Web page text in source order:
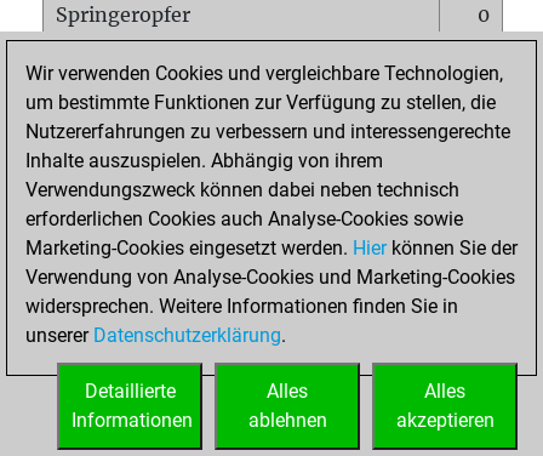
Springeropfer
0
Matt auf vollem Brett
0
Bauer setzt Matt
0
Erstickte Matts
Unterverwandlungen
Türme auf der siebten
0
STARTSEITE
Wir verwenden Cookies und vergleichbare Technologien,
um bestimmte Funktionen zur Verfügung zu stellen, die
Nutzererfahrungen zu verbessern und interessengerechte
Inhalte auszuspielen. Abhängig von ihrem
Verwendungszweck können dabei neben technisch
erforderlichen Cookies auch Analyse-Cookies sowie
Marketing-Cookies eingesetzt werden. Hierkönnen Sie der
Verwendung von Analyse-Cookies und Marketing-Cookies
widersprechen. Weitere Informationen finden Sie in
unserer Datenschutzerklärung.
Alles
akzeptieren
Alles
ablehnen
Detaillierte
Informationen